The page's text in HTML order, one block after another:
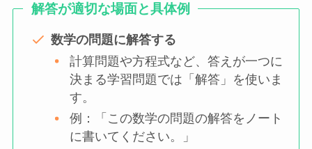
解答が適切な場面と具体例
数学の問題に解答する
計算問題や方程式など、答えが一つに
決まる学習問題では「解答」を使いま
す。
例：「この数学の問題の解答をノート
に書いてください。」